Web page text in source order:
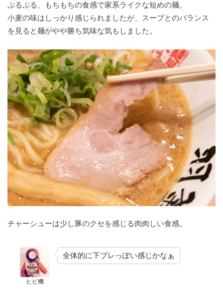
ぷるぷる、もちもちの食感で家系ライクな短めの麺。
小麦の味はしっかり感じられましたが、スープとのバランス
を見ると麺がやや勝ち気味な気もしました。
チャーシューは少し豚のクセを感じる肉肉しい食感。
ヒビ機
全体的に下ブレっぽい感じかなぁ